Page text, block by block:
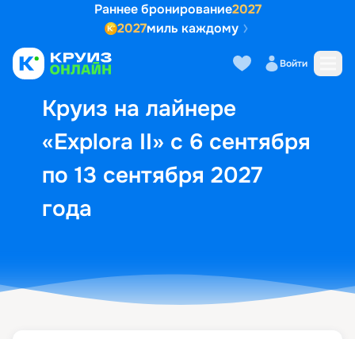
Раннее бронирование2027
2027миль каждому
Войти
Круиз на лайнере
«Explora II» с 6 сентября
по 13 сентября 2027
года
Выбор кают Маршрут и